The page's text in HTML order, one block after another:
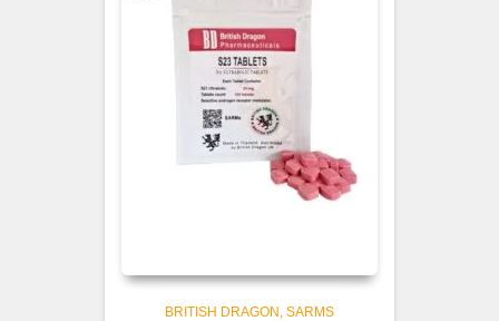
BRITISH DRAGON SARMS